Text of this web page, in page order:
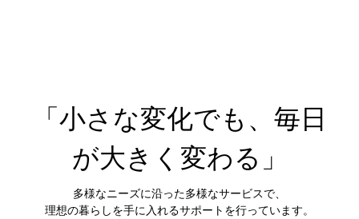
「小さな変化でも、毎日
が大きく変わる」
多様なニーズに沿った​多様なサービスで、
理想の暮らしを手に入れるサポートを​​​​​行っています。